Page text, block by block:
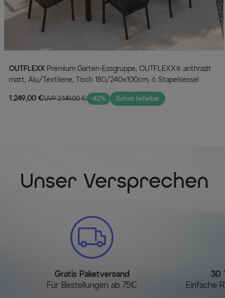
OUTFLEXX
matt, Alu/Textilene, Tisch 180/240x100cm, 6 Stapelsessel
1.249,00 €UVP 2.149,00 € -42% Sofort lieferbar
Unser Versprechen
Gratis Paketversand
Für Bestellungen ab 75€
30
Einfache